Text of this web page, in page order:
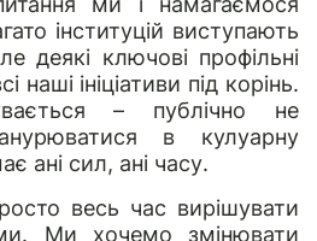
інституцій виступають
деякі ключові профільні
наші ініціативи під корінь.
– публічно не
в кулуарну
ані сил, ані часу.
весь час вирішувати
Ми хочемо змінювати